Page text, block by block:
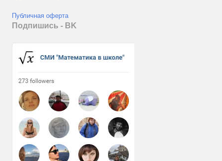
Публичная оферта
Подпишись - ВK